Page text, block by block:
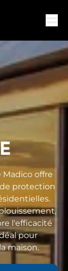
Madico offre
protection
l'efficacité
pour
maison.